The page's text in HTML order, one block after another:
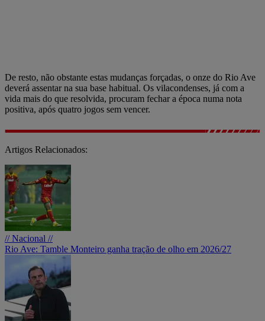
De resto, não obstante estas mudanças forçadas, o onze do Rio Ave
deverá assentar na sua base habitual. Os vilacondenses, já com a
vida mais do que resolvida, procuram fechar a época numa nota
positiva, após quatro jogos sem vencer.
Artigos Relacionados:
// Nacional //
Rio Ave: Tamble Monteiro ganha tração de olho em 2026/27